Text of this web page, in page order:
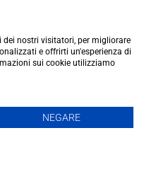
Policy
giornalistica registrata
2024 del 17/07/2024 |
nostri visitatori, per migliorare
e offrirti un'esperienza di
sui cookie utilizziamo
NEGARE